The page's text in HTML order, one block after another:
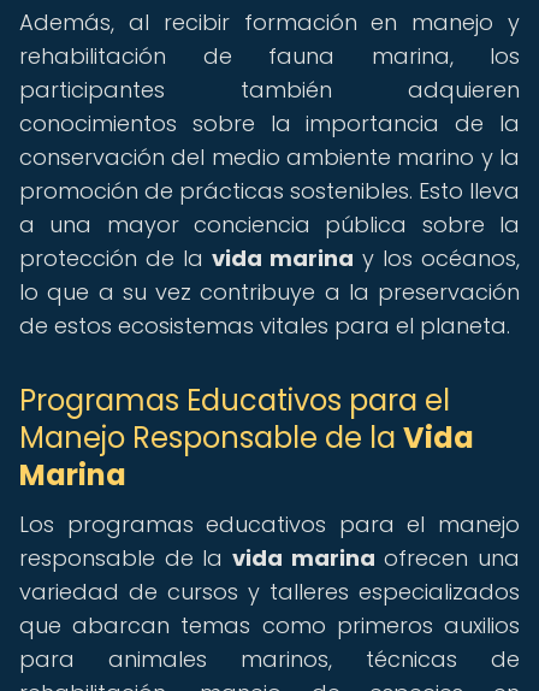
Además, al recibir formación en manejo y
rehabilitación de fauna marina, los
participantes también adquieren
conocimientos sobre la importancia de la
conservación del medio ambiente marino y la
promoción de prácticas sostenibles. Esto lleva
a una mayor conciencia pública sobre la
protección de la vida marina y los océanos,
lo que a su vez contribuye a la preservación
de estos ecosistemas vitales para el planeta.
Programas Educativos para el
Manejo Responsable de la Vida
Marina
Los programas educativos para el manejo
responsable de la vida marina ofrecen una
variedad de cursos y talleres especializados
que abarcan temas como primeros auxilios
para animales marinos, técnicas de